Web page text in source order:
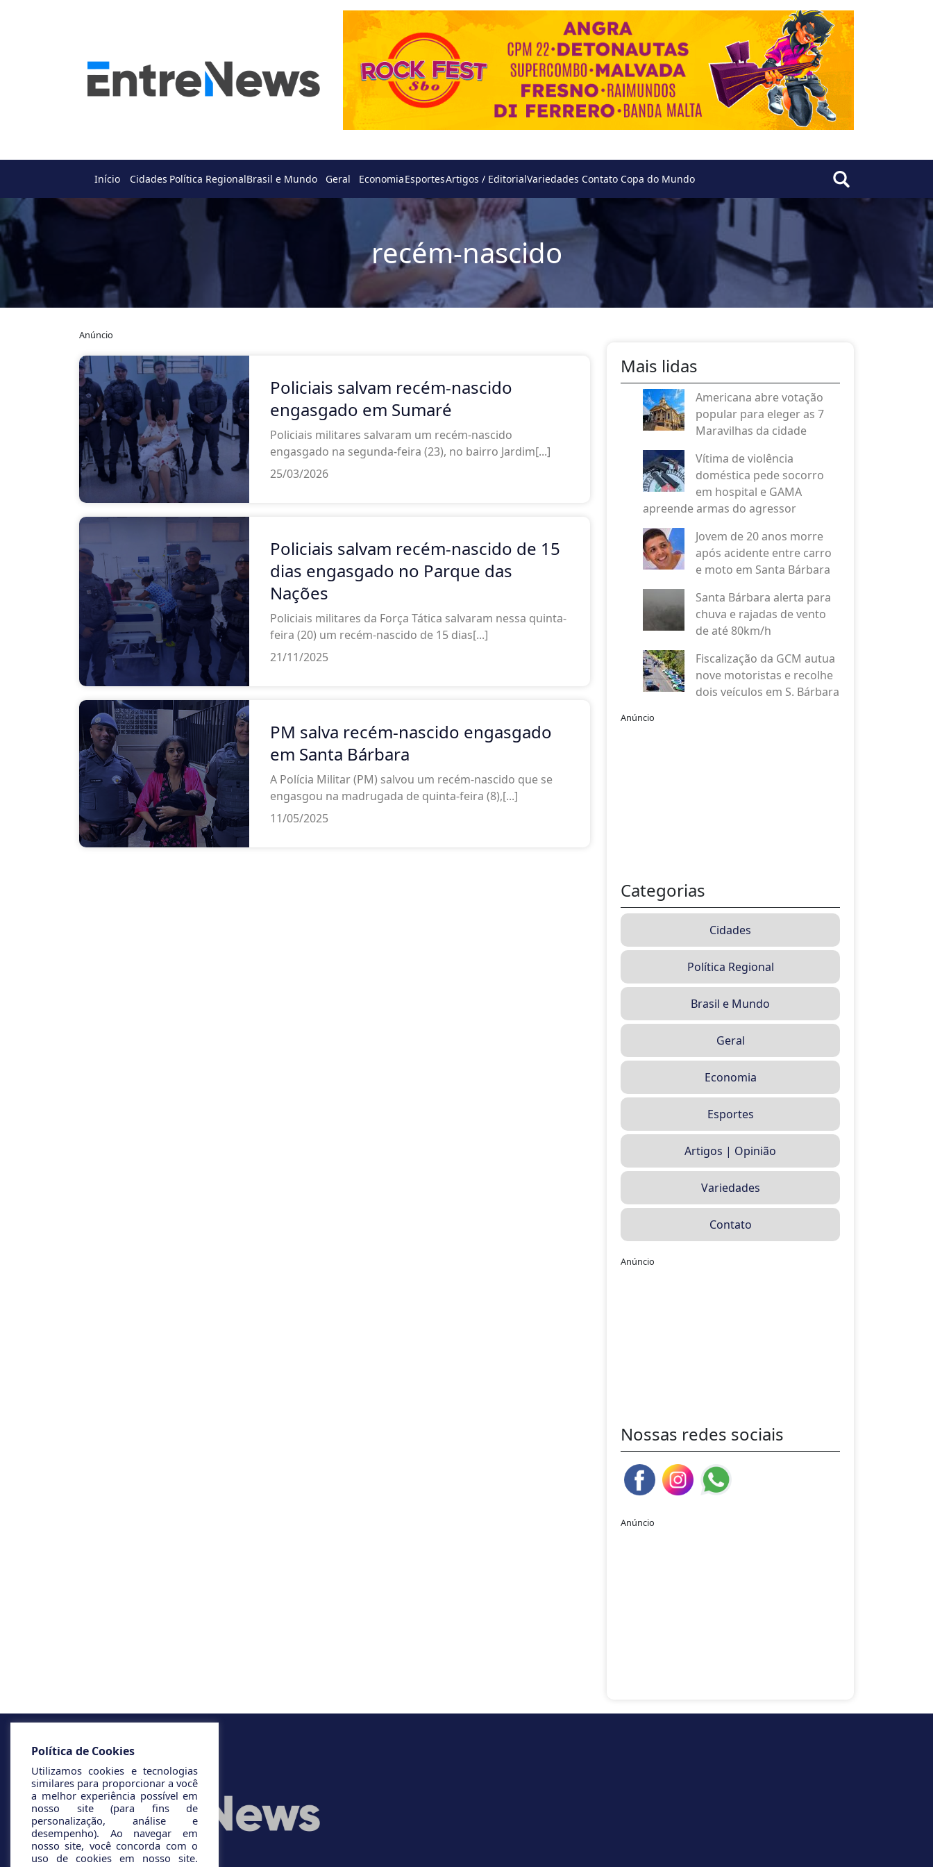
Início Cidades Política RegionalBrasil e Mundo Geral EconomiaEsportesArtigos / EditorialVariedades Contato Copa do Mundo
recém-nascido
Anúncio
Policiais salvam recém-nascido
engasgado em Sumaré
Policiais militares salvaram um recém-nascido
engasgado na segunda-feira (23), no bairro Jardim[...]
25/03/2026
Policiais salvam recém-nascido de 15
dias engasgado no Parque das
Nações
Policiais militares da Força Tática salvaram nessa quinta-
feira (20) um recém-nascido de 15 dias[...]
21/11/2025
PM salva recém-nascido engasgado
em Santa Bárbara
A Polícia Militar (PM) salvou um recém-nascido que se
engasgou na madrugada de quinta-feira (8),[...]
11/05/2025
Mais lidas
Americana abre votação
popular para eleger as 7
Maravilhas da cidade
Vítima de violência
doméstica pede socorro
em hospital e GAMA
apreende armas do agressor
Jovem de 20 anos morre
após acidente entre carro
e moto em Santa Bárbara
Santa Bárbara alerta para
chuva e rajadas de vento
de até 80km/h
Fiscalização da GCM autua
nove motoristas e recolhe
dois veículos em S. Bárbara
Anúncio
Categorias
Cidades
Política Regional
Brasil e Mundo
Geral
Economia
Esportes
Artigos | Opinião
Variedades
Contato
Anúncio
Nossas redes sociais
Anúncio
Política de Cookies
Utilizamos cookies e tecnologias
similares para proporcionar a você
a melhor experiência possível em
nosso site (para fins de
personalização, análise e
desempenho). Ao navegar em
nosso site, você concorda com o
uso de cookies em nosso site.